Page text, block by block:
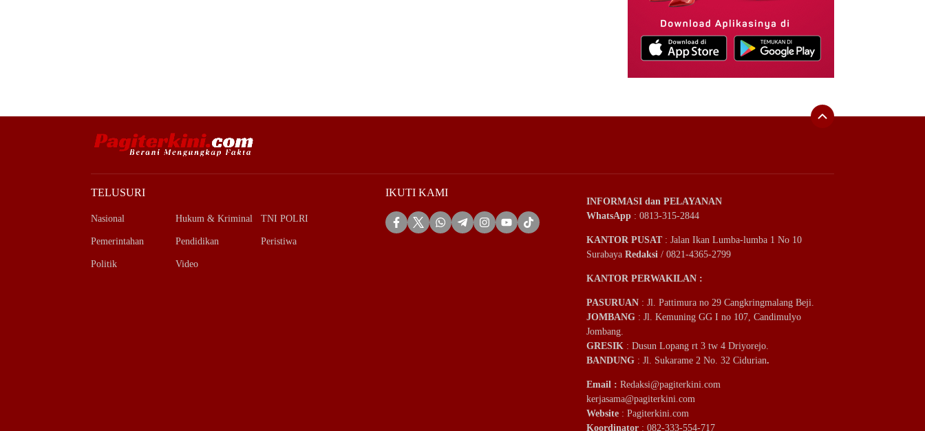
TELUSURI
Nasional Hukum & Kriminal TNI POLRI
Pemerintahan Pendidikan Peristiwa
Politik Video
IKUTI KAMI
INFORMASI dan PELAYANAN
WhatsApp : 0813-315-2844
KANTOR PUSAT: Jalan Ikan Lumba-lumba 1 No 10
Surabaya Redaksi / 0821-4365-2799
KANTOR PERWAKILAN :
PASURUAN : Jl. Pattimura no 29 Cangkringmalang Beji.
JOMBANG : Jl. Kemuning GG I no 107, Candimulyo
Jombang.
GRESIK : Dusun Lopang rt 3 tw 4 Driyorejo.
BANDUNG : Jl. Sukarame 2 No. 32 Cidurian.
Email : Redaksi@pagiterkini.com
kerjasama@pagiterkini.com
Website : Pagiterkini.com
Koordinator : 082-333-554-717